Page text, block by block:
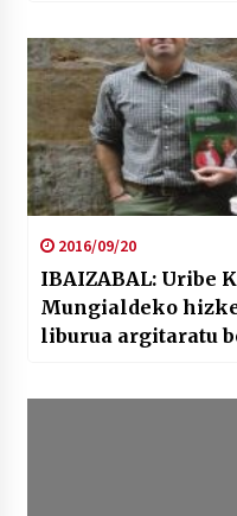
2016/09/20
IBAIZABAL: Uribe
Mungialdeko
liburua argitaratu